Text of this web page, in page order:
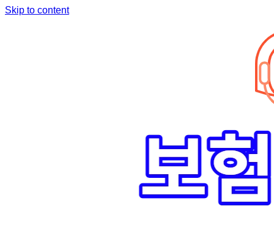
Skip to content